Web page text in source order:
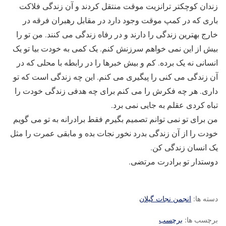
زندان کوچکتر ترانزیت موقت منتقل کردند و آن زندگی فلاکت
باری که در کمپ موقت وجود دارد در مقابل رهبران فرقه در
خارج بهترین زندگی را دارند و در رفاه زندگی می کنند. من تو را
بیش از این نمی خواهم سرزنش کنم. یک کمی به خودت بیا تو یک
انسانی نه یک برده. کم و بیش خبرها را در رابطه با محلی که در
آن زندگی می کنی را پیگیری می کنم. این چه زندگی است که تو
داری. هر چه فکرش را می کنم برای چه هدفی زندگی خودت را
تباه کردی عقلم به جایی نمی برد.
من برای تو نمی توانم تصمیم بگیرم فقط برادرانه به تو می گویم
خودت را از آن زندگی بدرد نخور نجات بده و مابقی عمرت را مثل
یک انسان زندگی کن.
دوستدار تو برادرت مرتضی.
دسته ها: انجمن نجات گیلان
برچسب ها: برچسب